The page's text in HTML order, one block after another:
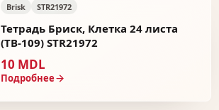
Brisk STR21972
Тетрадь Бриск, Клетка 24 листа
(ТВ-109) STR21972
10 MDL
Подробнее